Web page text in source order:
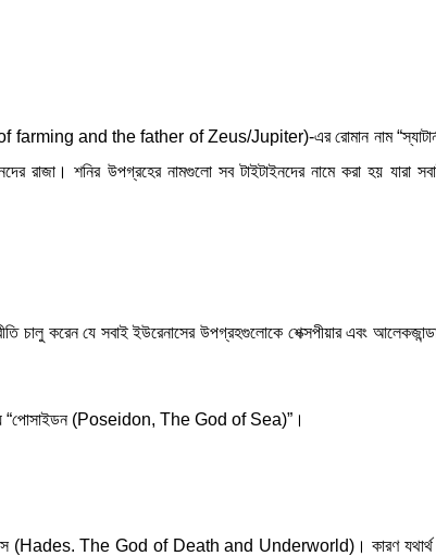
of farming and the father of Zeus/Jupiter)-এর রোমান নাম
রাজা। শনির উপগ্রহের নামগুলো সব টাইটাইনদের নামে করা হয় যারা
চালু করেন যে সবাই ইউরেনাসের উপগ্রহগুলোকে শেক্সপীয়ার এবং
“পোসাইডন (Poseidon, The God of Sea)”।
(Hades. The God of Death and Underworld)। কারণ